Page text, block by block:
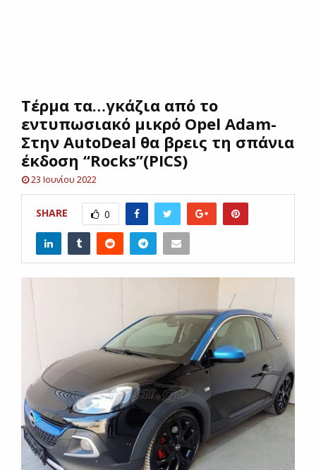
Τέρμα τα…γκάζια από το
εντυπωσιακό μικρό Opel Adam-
Στην AutoDeal θα βρεις τη σπάνια
έκδοση “Rocks”(PICS)
23 Ιουνίου 2022
SHARE 0